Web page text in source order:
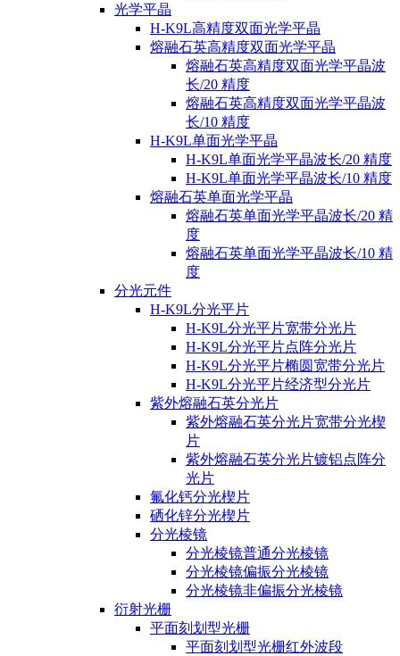
光学平晶
H-K9L高精度双面光学平晶
熔融石英高精度双面光学平晶
熔融石英高精度双面光学平晶波
长/20 精度
熔融石英高精度双面光学平晶波
长/10 精度
H-K9L单面光学平晶
H-K9L单面光学平晶波长/20 精度
H-K9L单面光学平晶波长/10 精度
熔融石英单面光学平晶
熔融石英单面光学平晶波长/20 精
度
熔融石英单面光学平晶波长/10 精
度
分光元件
H-K9L分光平片
H-K9L分光平片宽带分光片
H-K9L分光平片点阵分光片
H-K9L分光平片椭圆宽带分光片
H-K9L分光平片经济型分光片
紫外熔融石英分光片
紫外熔融石英分光片宽带分光楔
片
紫外熔融石英分光片镀铝点阵分
光片
氟化钙分光楔片
硒化锌分光楔片
分光棱镜
分光棱镜普通分光棱镜
分光棱镜偏振分光棱镜
分光棱镜非偏振分光棱镜
衍射光栅
平面刻划型光栅
平面刻划型光栅红外波段